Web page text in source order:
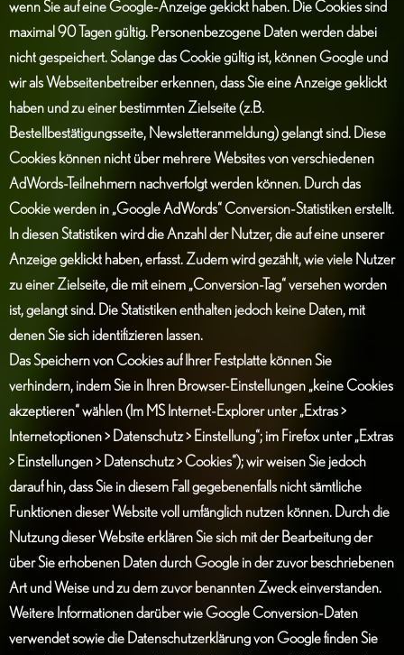
wenn Sie auf eine Google-Anzeige gekickt haben. Die Cookies sind
maximal 90 Tagen gültig. Personenbezogene Daten werden dabei
nicht gespeichert. Solange das Cookie gültig ist, können Google und
wir als Webseitenbetreiber erkennen, dass Sie eine Anzeige geklickt
haben und zu einer bestimmten Zielseite (z.B.
Bestellbestätigungsseite, Newsletteranmeldung) gelangt sind. Diese
Cookies können nicht über mehrere Websites von verschiedenen
AdWords-Teilnehmern nachverfolgt werden können. Durch das
Cookie werden in „Google AdWords“ Conversion-Statistiken erstellt.
In diesen Statistiken wird die Anzahl der Nutzer, die auf eine unserer
Anzeige geklickt haben, erfasst. Zudem wird gezählt, wie viele Nutzer
zu einer Zielseite, die mit einem „Conversion-Tag“ versehen worden
ist, gelangt sind. Die Statistiken enthalten jedoch keine Daten, mit
denen Sie sich identifizieren lassen.
Das Speichern von Cookies auf Ihrer Festplatte können Sie
verhindern, indem Sie in Ihren Browser-Einstellungen „keine Cookies
akzeptieren“ wählen (Im MS Internet-Explorer unter „Extras >
Internetoptionen > Datenschutz > Einstellung“; im Firefox unter „Extras
> Einstellungen > Datenschutz > Cookies“); wir weisen Sie jedoch
darauf hin, dass Sie in diesem Fall gegebenenfalls nicht sämtliche
Funktionen dieser Website voll umfänglich nutzen können. Durch die
Nutzung dieser Website erklären Sie sich mit der Bearbeitung der
über Sie erhobenen Daten durch Google in der zuvor beschriebenen
Art und Weise und zu dem zuvor benannten Zweck einverstanden.
Weitere Informationen darüber wie Google Conversion-Daten
verwendet sowie die Datenschutzerklärung von Google finden Sie